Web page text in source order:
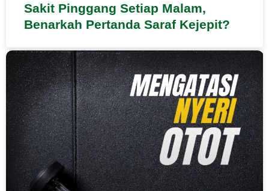
Sakit Pinggang Setiap Malam,
Benarkah Pertanda Saraf Kejepit?